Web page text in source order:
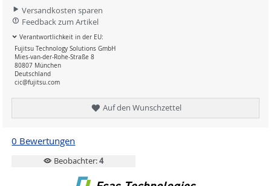
Versandkosten sparen
Feedback zum Artikel
Verantwortlichkeit in der EU:
Fujitsu Technology Solutions GmbH
Mies-van-der-Rohe-Straße 8
80807 München
Deutschland
cic@fujitsu.com
Auf den Wunschzettel
0 Bewertungen
Beobachter:4